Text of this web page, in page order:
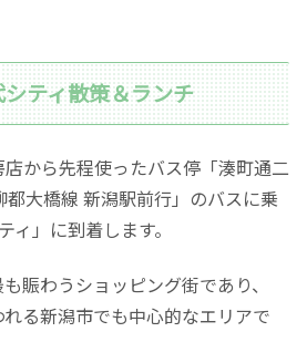
ティ散策＆ランチ
から先程使ったバス停「湊町通二
都大橋線 新潟駅前行」のバスに乗
ィ」に到着します。
賑わうショッピング街であり、
る新潟市でも中心的なエリアで